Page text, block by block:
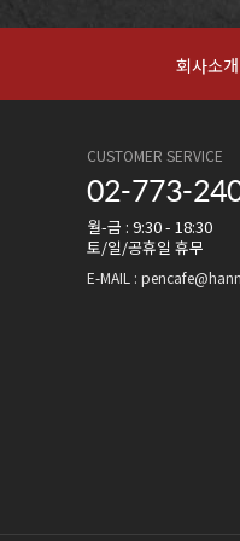
회사소개
CUSTOMER SERVICE
02-773-
월-금 : 9:30 - 18:30
토/일/공휴일 휴무
E-MAIL :